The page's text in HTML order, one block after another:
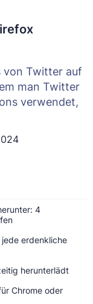
4
erdenkliche
herunterlädt
Chrome oder
von Twitter auf
man Twitter
verwendet,